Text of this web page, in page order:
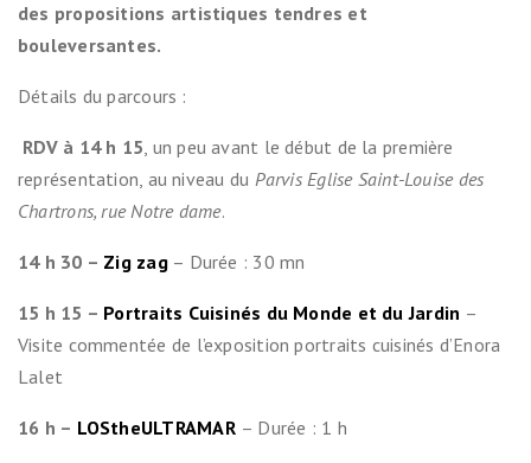
des propositions artistiques tendres et
bouleversantes.
Détails du parcours :
RDV à 14 h 15, un peu avant le début de la première
représentation, au niveau du Parvis Eglise Saint-Louise des
Chartrons, rue Notre dame.
14 h 30 – Zig zag– Durée : 30 mn
15 h 15 – Portraits Cuisinés du Monde et du Jardin –
Visite commentée de l’exposition portraits cuisinés d’Enora
Lalet
16 h – LOStheULTRAMAR – Durée : 1 h